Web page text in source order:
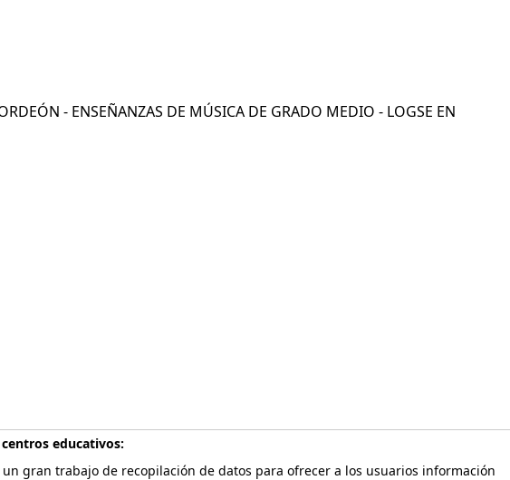
- ENSEÑANZAS DE MÚSICA DE GRADO MEDIO - LOGSE EN
educativos:
gran trabajo de recopilación de datos para ofrecer a los usuarios información